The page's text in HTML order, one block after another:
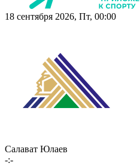
18 сентября 2026, Пт, 00:00
Салават Юлаев
-:-